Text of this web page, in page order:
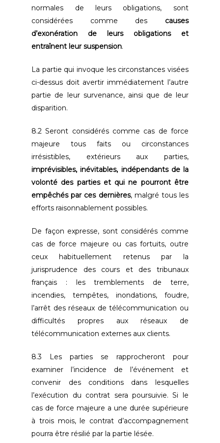
normales de leurs obligations, sont
considérées comme des causes
d’exonération de leurs obligations et
entraînent leur suspension.
La partie qui invoque les circonstances visées
ci-dessus doit avertir immédiatement l’autre
partie de leur survenance, ainsi que de leur
disparition.
8.2 Seront considérés comme cas de force
majeure tous faits ou circonstances
irrésistibles, extérieurs aux parties,
imprévisibles, inévitables, indépendants de la
volonté des parties et qui ne pourront être
empêchés par ces dernières, malgré tous les
efforts raisonnablement possibles.
De façon expresse, sont considérés comme
cas de force majeure ou cas fortuits, outre
ceux habituellement retenus par la
jurisprudence des cours et des tribunaux
français : les tremblements de terre,
incendies, tempêtes, inondations, foudre,
l’arrêt des réseaux de télécommunication ou
difficultés propres aux réseaux de
télécommunication externes aux clients.
8.3 Les parties se rapprocheront pour
examiner l’incidence de l’événement et
convenir des conditions dans lesquelles
l’exécution du contrat sera poursuivie. Si le
cas de force majeure a une durée supérieure
à trois mois, le contrat d’accompagnement
pourra être résilié par la partie lésée.